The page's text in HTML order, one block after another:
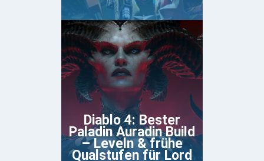
Diablo 4: Bester
Paladin Auradin Build
– Leveln & frühe
Qualstufen für Lord